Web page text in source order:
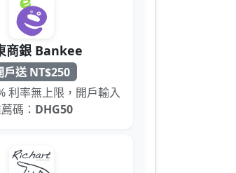
商銀 Bankee
戶送 NT$250
利率無上限，開戶輸入
碼： DHG50